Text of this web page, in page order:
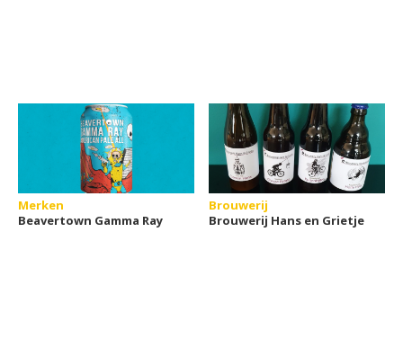
Merken
Beavertown Gamma Ray
Brouwerij
Brouwerij Hans en Grietje